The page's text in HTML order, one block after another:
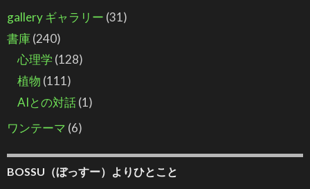
gallery ギャラリー (31)
書庫(240)
心理学 (128)
植物 (111)
AIとの対話(1)
ワンテーマ (6)
BOSSU（ぼっすー）よりひとこと